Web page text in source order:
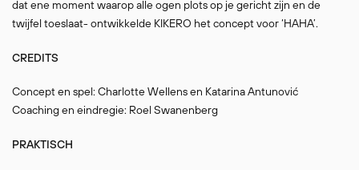
dat ene moment waarop alle ogen plots op je gericht zijn en de
twijfel toeslaat- ontwikkelde KIKERO het concept voor ‘HAHA’.
CREDITS
Concept en spel: Charlotte Wellens en Katarina Antunović
Coaching en eindregie: Roel Swanenberg
PRAKTISCH